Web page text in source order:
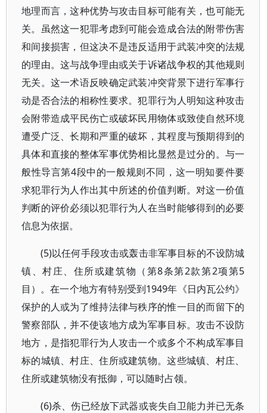
地理而言，这种优势与攻击目标可能有关，也可能无
关。虽然这一犯罪考虑到可能会造成合法的附带伤害
和间接损害，但这决不是违反适用于武装冲突的法规
的理由。这与战争理由或关于诉诸战争权的其他规则
无关。这一术语反映确定武装冲突背景下进行军事行
动是否合法的相称性要求。犯罪行为人明知这种攻击
会附带造成平民伤亡或破坏民用物体或致使自然环境
遭受广泛、长期和严重的破坏，其程度与预期得到的
具体和直接的整体军事优势相比显然是过分的。与一
般性导言第4段中的一般规则不同，这一明知要件要
求犯罪行为人作出其中所述的价值判断。对这一价值
判断的评价必须以犯罪行为人在当时能够得到的必要
信息为依据。
(5)以任何手段攻击或轰击非军事目标的不设防城
镇、村庄、住所或建筑物（第8条第2款第2项第5
目）。在一个地方有特别受到1949年《日内瓦公约》
保护的人或为了维持法律与秩序的惟一目的而留下的
警察部队，并不使该地方成为军事目标。攻击不设防
地方，是指犯罪行为人攻击一个或多个不构成军事目
标的城镇、村庄、住所或建筑物。这些城镇、村庄、
住所或建筑物没有抵御，可以随时占领。
(6)杀、伤已经放下武器或丧失自卫能力并已无条